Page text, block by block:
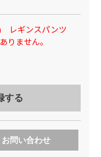
レギンスパンツ
ません。
する
お問い合わせ